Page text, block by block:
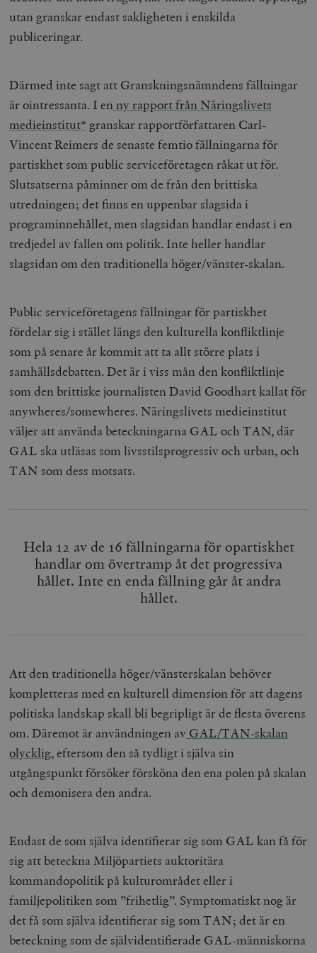
utan granskar endast sakligheten i enskilda
publiceringar.
Därmed inte sagt att Granskningsnämndens fällningar
är ointressanta. I enny rapport från Näringslivets
medieinstitut* granskar rapportförfattaren Carl-
Vincent Reimers de senaste femtio fällningarna för
partiskhet som public serviceföretagen råkat ut för.
Slutsatserna påminner om de från den brittiska
utredningen; det finns en uppenbar slagsida i
programinnehållet, men slagsidan handlar endast i en
tredjedel av fallen om politik. Inte heller handlar
slagsidan om den traditionella höger/vänster-skalan.
Public serviceföretagens fällningar för partiskhet
fördelar sig i stället längs den kulturella konfliktlinje
som på senare år kommit att ta allt större plats i
samhällsdebatten. Det är i viss mån den konfliktlinje
som den brittiske journalisten David Goodhart kallat för
anywheres/somewheres. Näringslivets medieinstitut
väljer att använda beteckningarna GAL och TAN, där
GAL ska utläsas som livsstilsprogressiv och urban, och
TAN som dess motsats.
Hela 12 av de 16 fällningarna för opartiskhet
handlar om övertramp åt det progressiva
hållet. Inte en enda fällning går åt andra
hållet.
Att den traditionella höger/vänsterskalan behöver
kompletteras med en kulturell dimension för att dagens
politiska landskap skall bli begripligt är de flesta överens
om. Däremot är användningen av GAL/TAN-skalan
olycklig, eftersom den så tydligt i själva sin
utgångspunkt försöker försköna den ena polen på skalan
och demonisera den andra.
Endast de som själva identifierar sig som GAL kan få för
sig att beteckna Miljöpartiets auktoritära
kommandopolitik på kulturområdet eller i
familjepolitiken som ”frihetlig”. Symptomatiskt nog är
det få som själva identifierar sig som TAN; det är en
beteckning som de självidentifierade GAL-människorna